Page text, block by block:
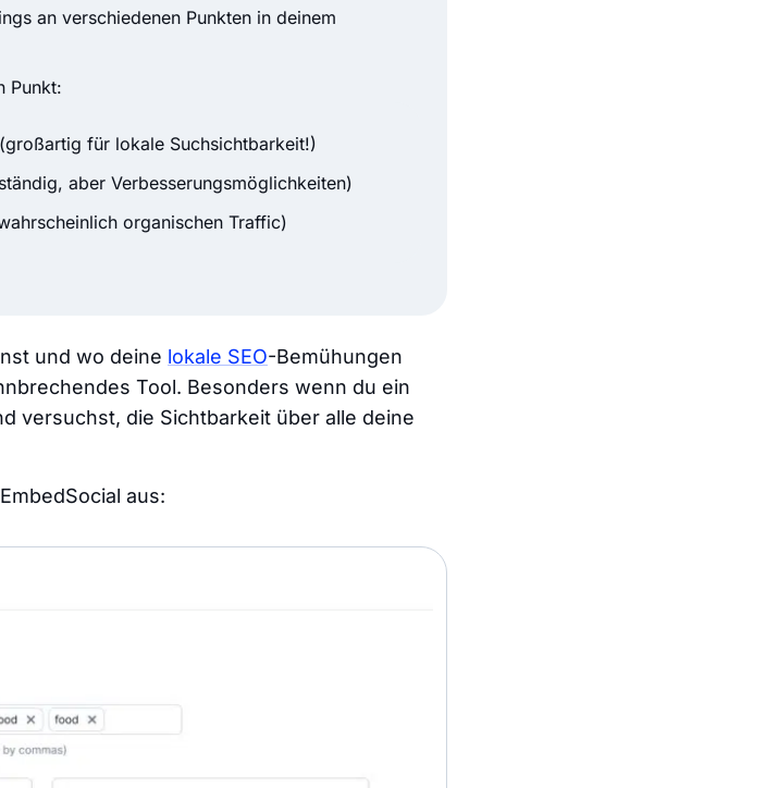
an verschiedenen Punkten in deinem
Punkt:
für lokale Suchsichtbarkeit!)
aber Verbesserungsmöglichkeiten)
organischen Traffic)
und wo deine lokale SEO-Bemühungen
Tool. Besonders wenn du ein
versuchst, die Sichtbarkeit über alle deine
aus: